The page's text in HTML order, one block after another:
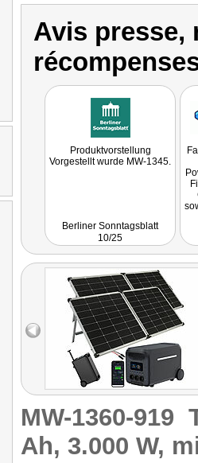
Avis presse,
Produktvorstellung
Vorgestellt wurde MW-1345.
Berliner Sonntagsblatt
10/25
MW-1360-919
Ah, 3.000 W,